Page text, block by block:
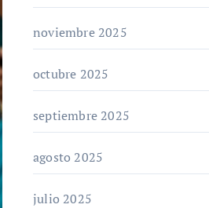
noviembre 2025
octubre 2025
septiembre 2025
agosto 2025
julio 2025